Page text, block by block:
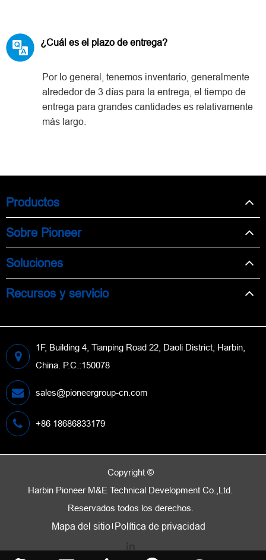
¿Cuál es el plazo de entrega?
Por lo general, tenemos inventario, generalmente
alrededor de 3 días para la entrega, el tiempo de
entrega para grandes cantidades es relativamente
más largo.
Productos
Sobre Pioneer
Soluciones
Recursos y servicio
1F, Building 4, Tianping Road 22, Daoli District, Harbin,
China. P.C.:150078
sales@pioneergroup-cn.com
+86 18686833179
Copyright ©
Harbin Pioneer M&E Technical Development Co.,Ltd.
Reservados todos los derechos.
Mapa del sitio Política de privacidad